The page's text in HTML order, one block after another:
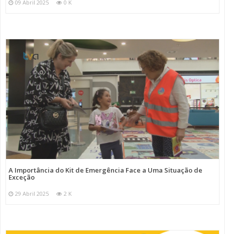
09 Abril 2025 0 K
A Importância do Kit de Emergência Face a Uma Situação de
Exceção
29 Abril 2025 2 K